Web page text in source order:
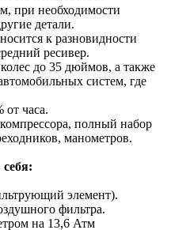
при необходимости
детали.
к разновидности
ресивер.
до 35 дюймов, а также
систем, где
часа.
полный набор
манометров.
элемент).
фильтра.
на 13,6 Атм